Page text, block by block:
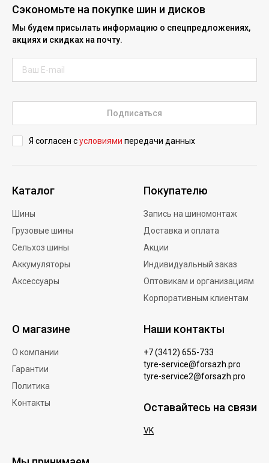
Сэкономьте на покупке шин и дисков
Мы будем присылать информацию о спецпредложениях,
акциях и скидках на почту.
Подписаться
Я согласен сусловиями передачи данных
Каталог
Шины
Грузовые шины
Сельхоз шины
Аккумуляторы
Аксессуары
Покупателю
Запись на шиномонтаж
Доставка и оплата
Акции
Индивидуальный заказ
Оптовикам и организациям
Корпоративным клиентам
О магазине
О компании
Гарантии
Политика
Контакты
Наши контакты
+7 (3412) 655-733
tyre-service@forsazh.pro
tyre-service2@forsazh.pro
Оставайтесь на связи
VK